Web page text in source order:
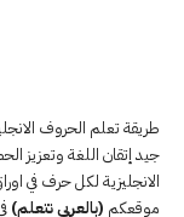
طريقة تعلم الحروف
جيد إتقان اللغة وتعزيز
موقعكم (بالعربي نتعلم)